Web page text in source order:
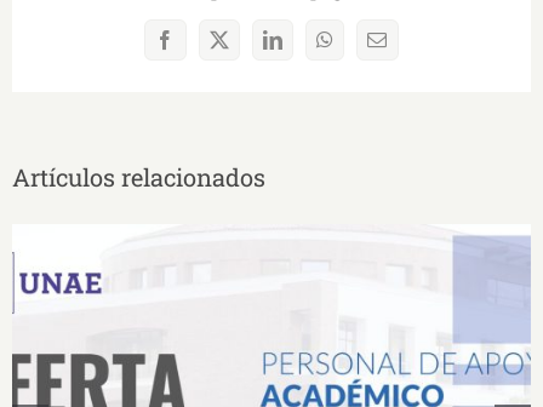
Facebook
X LinkedInWhatsAppCorreo
Artículos relacionados